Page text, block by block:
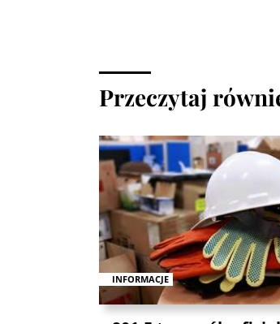
Przeczytaj
INFORMACJE